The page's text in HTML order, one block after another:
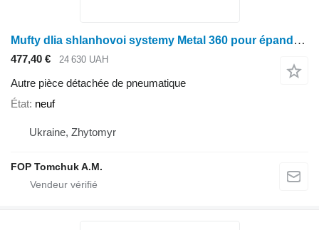
Mufty dlia shlanhovoi systemy Metal 360 pour épandeur à fumier
477,40 € 24 630 UAH
Autre pièce détachée de pneumatique
État neuf
Ukraine, Zhytomyr
FOP Tomchuk A.M.